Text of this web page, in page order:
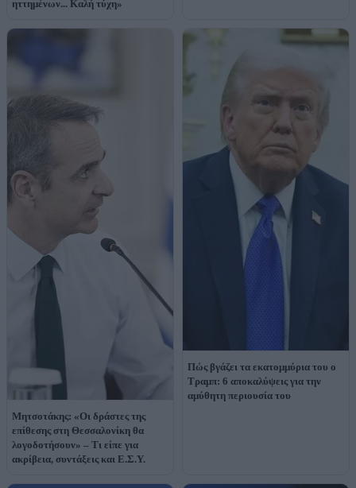
ηττημένων... Καλή τύχη»
Μητσοτάκης: «Οι δράστες της
επίθεσης στη Θεσσαλονίκη θα
λογοδοτήσουν» – Τι είπε για
ακρίβεια, συντάξεις και Ε.Σ.Υ.
Πώς βγάζει τα εκατομμύρια του ο
Τραμπ: 6 αποκαλύψεις για την
αμύθητη περιουσία του